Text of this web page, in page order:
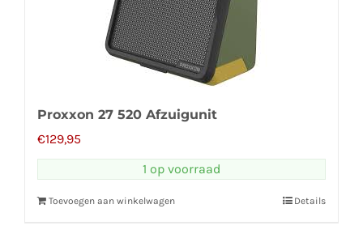
Proxxon 27 520 Afzuigunit
€129,95
1 op voorraad
Toevoegen aan winkelwagen Details